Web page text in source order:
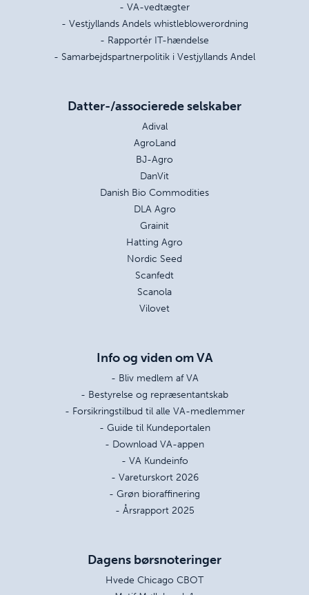
- VA-vedtægter
- Vestjyllands Andels whistleblowerordning
- Rapportér IT-hændelse
- Samarbejdspartnerpolitik i Vestjyllands Andel
Datter-/associerede selskaber
Adival
AgroLand
BJ-Agro
DanVit
Danish Bio Commodities
DLA Agro
Grainit
Hatting Agro
Nordic Seed
Scanfedt
Scanola
Vilovet
Info og viden om VA
- Bliv medlem af VA
- Bestyrelse og repræsentantskab
- Forsikringstilbud til alle VA-medlemmer
- Guide til Kundeportalen
- Download VA-appen
- VA Kundeinfo
- Vareturskort 2026
- Grøn bioraffinering
- Årsrapport 2025
Dagens børsnoteringer
Hvede Chicago CBOT